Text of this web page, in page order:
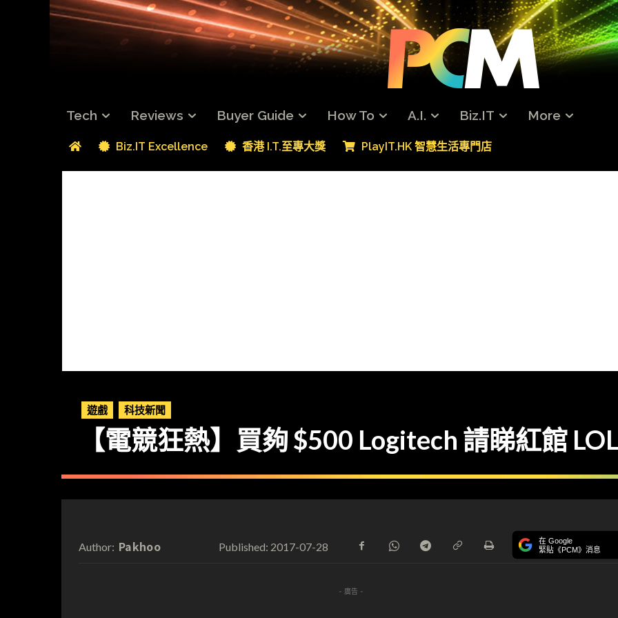
Tech Reviews Buyer Guide How To A.I. Biz.IT More
Biz.IT Excellence 香港 I.T.至專大獎 PlayIT.HK 智慧生活專門店
遊戲 科技新聞
【電競狂熱】買夠 $500 Logitech 請睇紅館
Author: Pakhoo Published: 2017-07-28 在 Google
緊貼《PCM》消息
- 廣告 -